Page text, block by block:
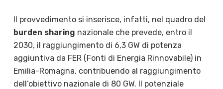
Il provvedimento si inserisce, infatti, nel quadro del
burden sharing nazionale che prevede, entro il
2030, il raggiungimento di 6,3 GW di potenza
aggiuntiva da FER (Fonti di Energia Rinnovabile) in
Emilia-Romagna, contribuendo al raggiungimento
dell’obiettivo nazionale di 80 GW. Il potenziale